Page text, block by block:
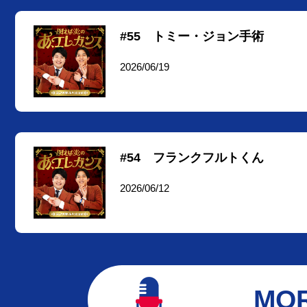
#55 トミー・ジョン手術
2026/06/19
#54 フランクフルトくん
2026/06/12